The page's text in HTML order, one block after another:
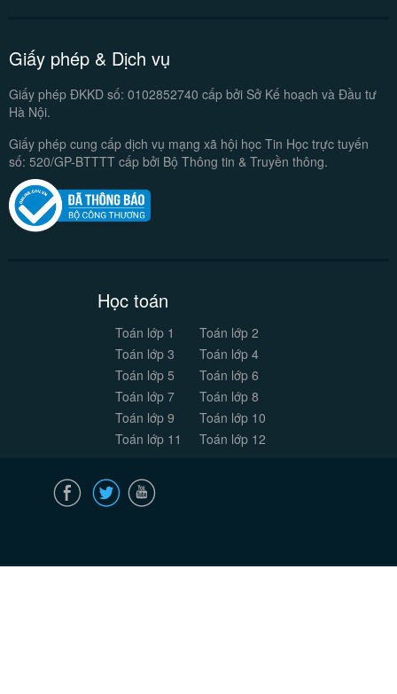
Giấy phép & Dịch vụ
Giấy phép ĐKKD số: 0102852740 cấp bởi Sở Kế hoạch và Đầu tư
Hà Nội.
Giấy phép cung cấp dịch vụ mạng xã hội học Tin Học trực tuyến
số: 520/GP-BTTTT cấp bởi Bộ Thông tin & Truyền thông.
Học toán
Toán lớp 1
Toán lớp 3
Toán lớp 5
Toán lớp 7
Toán lớp 9
Toán lớp 11
Toán lớp 2
Toán lớp 4
Toán lớp 6
Toán lớp 8
Toán lớp 10
Toán lớp 12